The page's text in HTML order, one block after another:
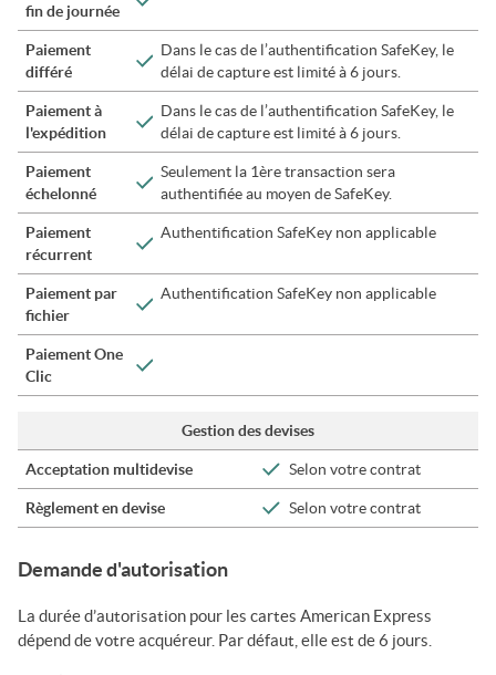
fin de journée
Paiement
différé
Dans le cas de l’authentification SafeKey, le
délai de capture est limité à 6 jours.
Paiement à
l'expédition
Dans le cas de l’authentification SafeKey, le
délai de capture est limité à 6 jours.
Paiement
échelonné
Seulement la 1ère transaction sera
authentifiée au moyen de SafeKey.
Paiement
récurrent
Authentification SafeKey non applicable
Paiement par
fichier
Authentification SafeKey non applicable
PaiementOne
Clic
Gestion des devises
Acceptation multidevise Selon votre contrat
Règlement en devise Selon votre contrat
Demande d'autorisation
La durée d’autorisation pour les cartes American Express
dépend de votre acquéreur. Par défaut, elle est de 6 jours.